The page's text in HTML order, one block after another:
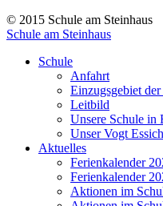
© 2015 Schule am Steinhaus
Schule am Steinhaus
Schule
Anfahrt
Einzugsgebiet
Leitbild
Unsere Schule in
Unser Vogt Essich
Aktuelles
Ferienkalender
Ferienkalender
Aktionen im